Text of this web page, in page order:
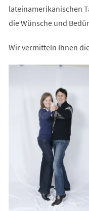
lateinamerikanischen
die Wünsche und
Wir vermitteln Ihnen